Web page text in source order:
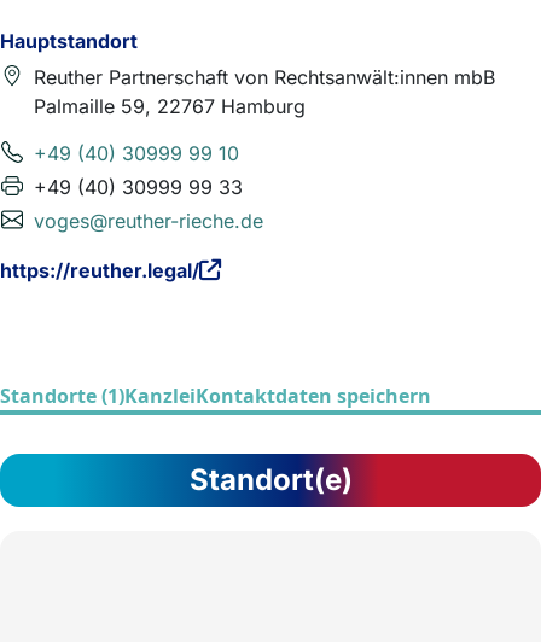
Hauptstandort
Reuther Partnerschaft von Rechtsanwält:innen mbB
Palmaille 59, 22767 Hamburg
+49 (40) 30999 99 10
+49 (40) 30999 99 33
voges@reuther-rieche.de
https://reuther.legal/
Standorte (1)KanzleiKontaktdaten speichern
Standort(e)